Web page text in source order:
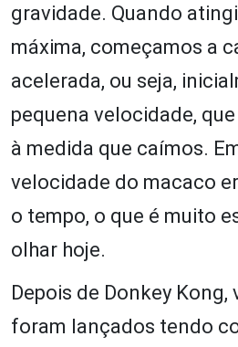
gravidade. Quando
máxima, começamos a
acelerada, ou seja,
pequena velocidade,
à medida que caímos.
velocidade do macaco
o tempo, o que é muito
olhar hoje.
Depois de Donkey Kong,
foram lançados tendo